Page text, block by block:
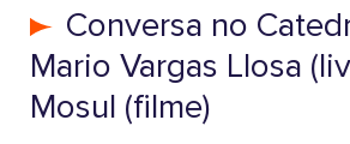
Conversa no
Mario Vargas Llosa
Mosul (filme)